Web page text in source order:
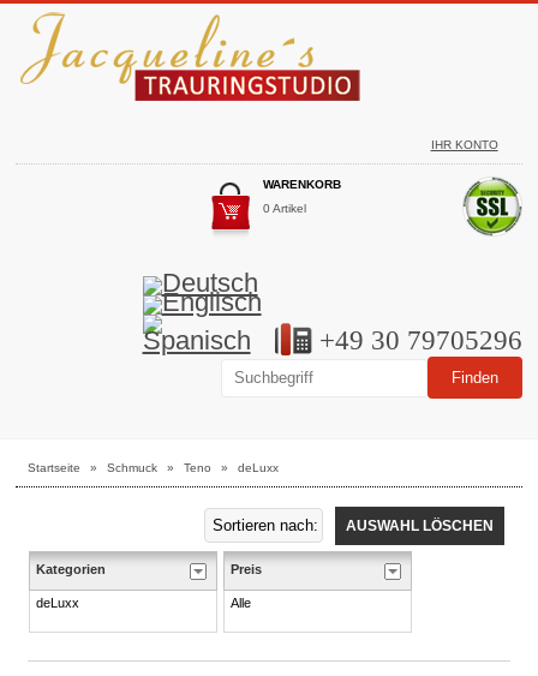
IHR KONTO
WARENKORB
0 Artikel
+49 30 79705296
Startseite » Schmuck » Teno » deLuxx
AUSWAHL LÖSCHEN
Kategorien
deLuxx
Preis
Alle